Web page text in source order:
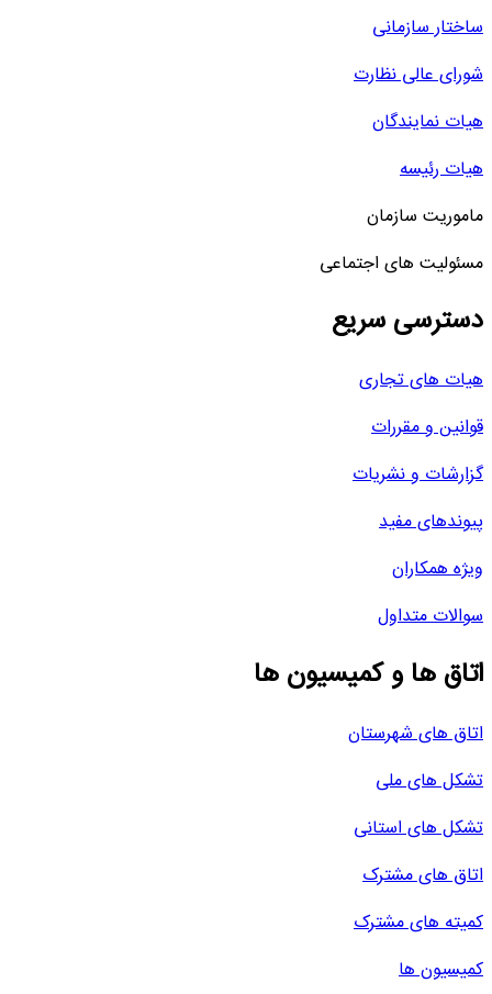
ساختار سازمانی
شورای عالی نظارت
هیات نمایندگان
هیات رئیسه
ماموریت سازمان
مسئولیت های اجتماعی
دسترسی سریع
هیات های تجاری
قوانین و مقررات
گزارشات و نشریات
پیوندهای مفید
ویژه همکاران
سوالات متداول
اتاق ها و کمیسیون ها
اتاق های شهرستان
تشکل های ملی
تشکل های استانی
اتاق های مشترک
کمیته های مشترک
کمیسیون ها